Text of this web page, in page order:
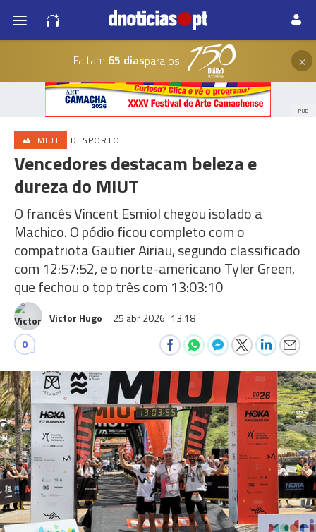
Faltam 65 diaspara os ×
PUB
MIUT DESPORTO
Vencedores destacam beleza e
dureza do MIUT
O francês Vincent Esmiol chegou isolado a
Machico. O pódio ficou completo com o
compatriota Gautier Airiau, segundo classificado
com 12:57:52, e o norte-americano Tyler Green,
que fechou o top três com 13:03:10
Victor Hugo 25 abr 2026 13:18
0